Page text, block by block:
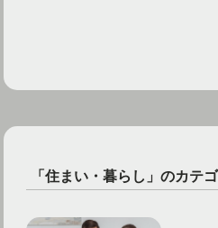
「住まい・暮らし」のカテ